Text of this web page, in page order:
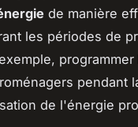
de manière
les périodes de
pendant
de l'énergie